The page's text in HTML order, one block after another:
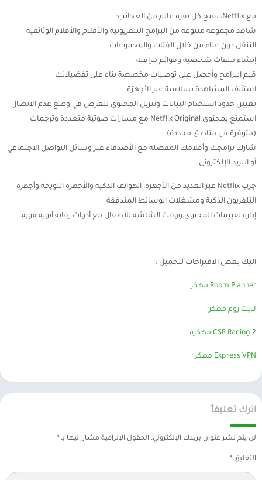
مع Netflix، تفتح كل نقرة عالم من العجائب:
شاهد مجموعة متنوعة من البرامج التلفزيونية والأفلام والأفلام الوثائقية
التنقل دون عناء من خلال الفئات والمجموعات
إنشاء ملفات شخصية وقوائم مراقبة
قيم البرامج وأحصل على توصيات مخصصة بناء على تفضيلاتك
استأنف المشاهدة بسلاسة عبر الأجهزة
تعيين حدود استخدام البيانات وتنزيل المحتوى للعرض في وضع عدم الاتصال
استمتع بمحتوى Netflix Original مع مسارات صوتية متعددة وترجمات
(متوفرة في مناطق محددة)
شارك برامجك وأفلامك المفضلة مع الأصدقاء عبر وسائل التواصل الاجتماعي
أو البريد الإلكتروني
جرب Netflix عبر العديد من الأجهزة: الهواتف الذكية والأجهزة اللويحة وأجهزة
التلفزيون الذكية ومشغلات الوسائط المتدفقة
إدارة تقييمات المحتوى ووقت الشاشة للأطفال مع أدوات رقابة أبوية قوية
اليك بعض الاقتراحات لتحميل :
Room Planner مهكر
لايت روم مهكر
CSR Racing 2 مهكرة
Express VPN مهكر
اترك تعليقاً
لن يتم نشر عنوان بريدك الإلكتروني. الحقول الإلزامية مشار إليها بـ *
التعليق *